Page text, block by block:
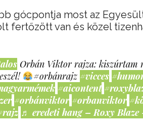
gócpontja most az
fertőzött van és közel
Orbán Viktor rajza: kiszúrtam
#orbánrajz #vicces
#aicontent
#orbánviktor #orbanviktor
♬ eredeti hang – Roxy Blaze